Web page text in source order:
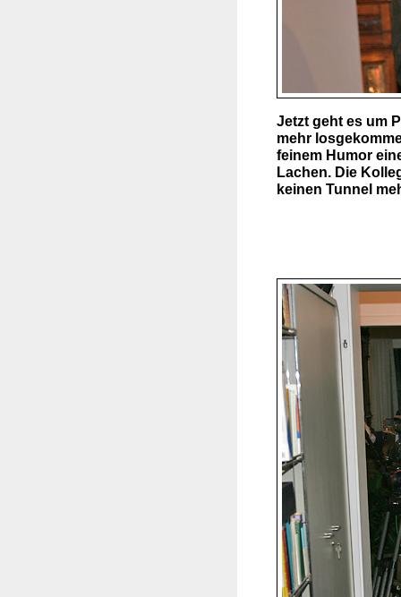
Jetzt geht es um
mehr
feinem Humor
Lachen. Die
keinen Tunnel